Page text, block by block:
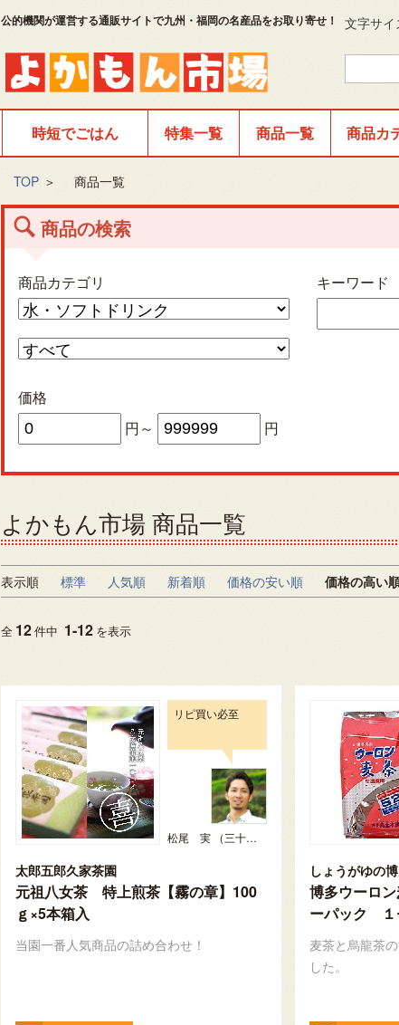
公的機関が運営する通販サイトで九州・福岡の名産品をお取り寄せ！ 文字サイ
時短でごはん 特集一覧 商品一覧 商品カ
TOP ＞ 商品一覧
商品の検索
商品カテゴリ キーワード
価格
円～
円
よかもん市場 商品一覧
表示順 標準 人気順 新着順 価格の安い順 価格の高い
全 12件中 1-12 を表示
リピ買い必至
松尾 実 （三十五代目、日本茶インストラクター）
太郎五郎久家茶園
元祖八女茶 特上煎茶【霧の章】100
ｇ×5本箱入
当園一番人気商品の詰め合わせ！
しょうがゆの
博多ウーロ
ーパック １
麦茶と烏龍茶
した。